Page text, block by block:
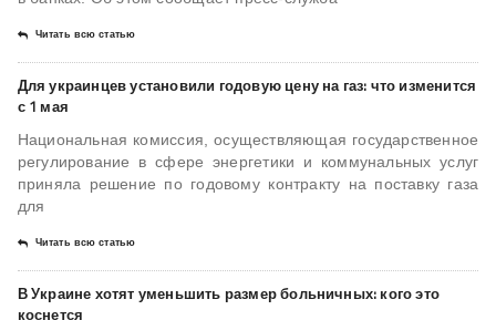
Читать всю статью
Для украинцев установили годовую цену на газ: что изменится
с 1 мая
Национальная комиссия, осуществляющая государственное
регулирование в сфере энергетики и коммунальных услуг
приняла решение по годовому контракту на поставку газа
для
Читать всю статью
В Украине хотят уменьшить размер больничных: кого это
коснется